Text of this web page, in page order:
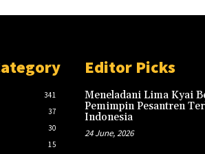
341
37
30
15
Editor Picks
Meneladani Lima Kyai
Pemimpin Pesantren
Indonesia
24 June, 2026